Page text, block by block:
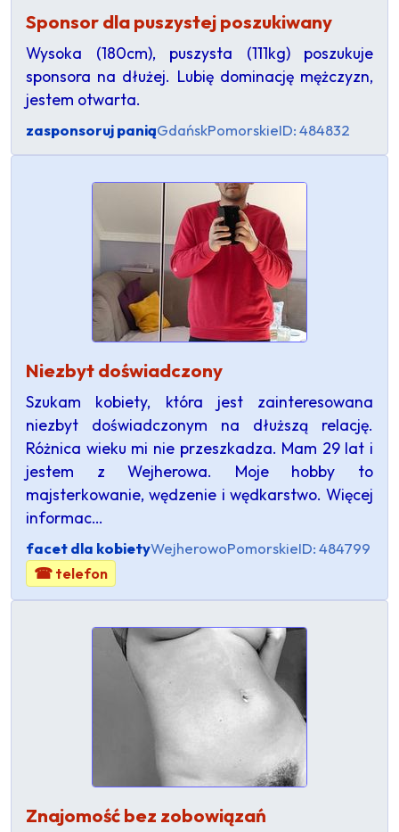
Sponsor dla puszystej poszukiwany
Wysoka (180cm), puszysta (111kg) poszukuje
sponsora na dłużej. Lubię dominację mężczyzn,
jestem otwarta.
zasponsoruj paniąGdańskPomorskieID: 484832
Niezbyt doświadczony
Szukam kobiety, która jest zainteresowana
niezbyt doświadczonym na dłuższą relację.
Różnica wieku mi nie przeszkadza. Mam 29 lat i
jestem z Wejherowa. Moje hobby to
majsterkowanie, wędzenie i wędkarstwo. Więcej
informac…
facet dla kobietyWejherowoPomorskieID: 484799
☎ telefon
Znajomość bez zobowiązań